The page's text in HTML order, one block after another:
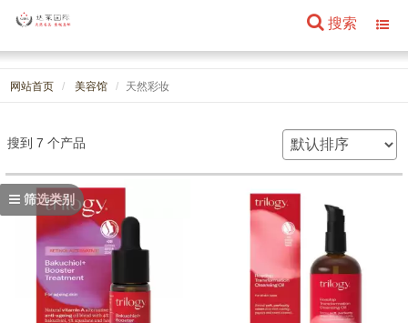
搜索
网站首页 美容馆 天然彩妆
筛选类别
搜到 7 个产品